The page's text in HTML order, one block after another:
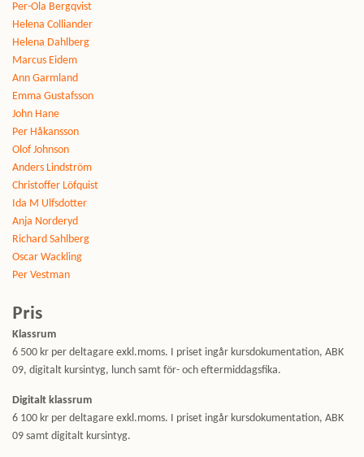
Per-Ola Bergqvist
Helena Colliander
Helena Dahlberg
Marcus Eidem
Ann Garmland
Emma Gustafsson
John Hane
Per Håkansson
Olof Johnson
Anders Lindström
Christoffer Löfquist
Ida M Ulfsdotter
Anja Norderyd
Richard Sahlberg
Oscar Wackling
Per Vestman
Pris
Klassrum
6 500 kr per deltagare exkl.moms. I priset ingår kursdokumentation, ABK
09, digitalt kursintyg, lunch samt för- och eftermiddagsfika.
Digitalt klassrum
6 100 kr per deltagare exkl.moms. I priset ingår kursdokumentation, ABK
09 samt digitalt kursintyg.